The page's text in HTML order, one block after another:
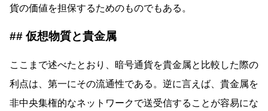
貨の価値を担保するためのものでもある。
仮想物質と貴金属
ここまで述べたとおり、暗号通貨を貴金属と比較した際の
利点は、第一にその流通性である。逆に言えば、貴金属を
非中央集権的なネットワークで送受信することが容易にな